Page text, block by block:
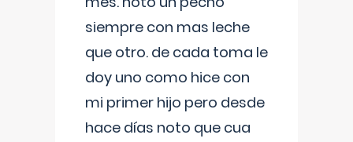
siempre con mas leche
que otro. de cada toma le
doy uno como hice con
mi primer hijo pero desde
hace días noto que cua